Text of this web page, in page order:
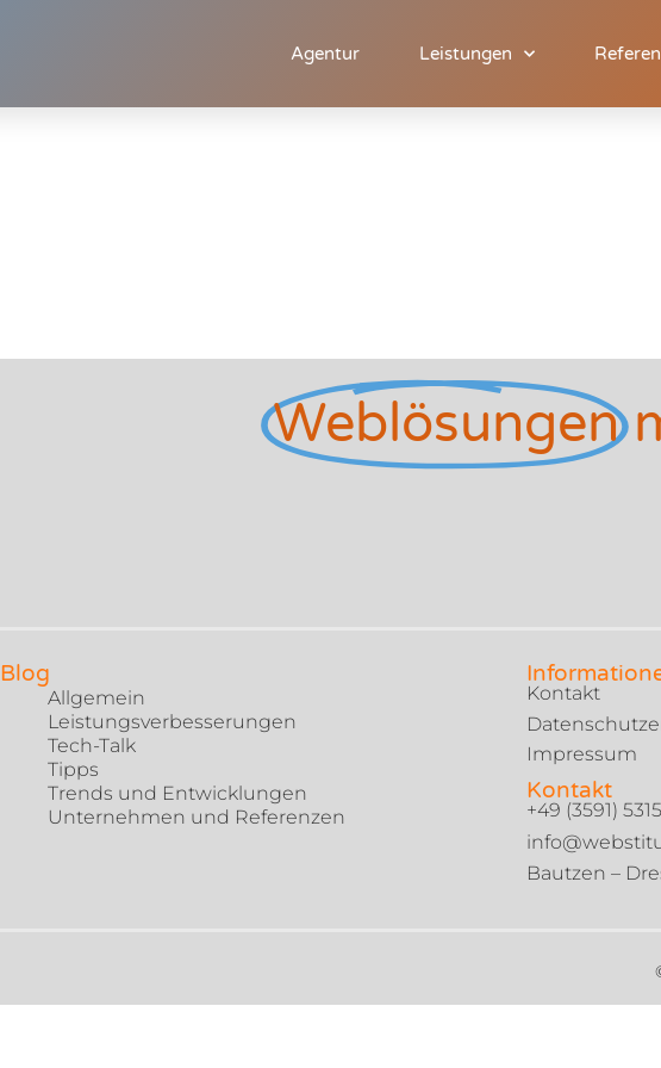
Agentur Leistungen
Weblösungen
Blog
Allgemein
Leistungsverbesserungen
Tech-Talk
Tipps
Trends und Entwicklungen
Unternehmen und Referenzen
Kontakt
Impressum
Kontakt
+49 (3591)
Bautzen –